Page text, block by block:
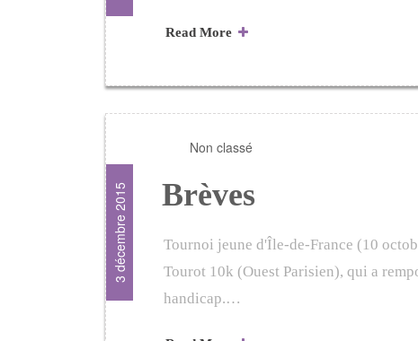
Read More
3 décembre 2015
Non classé
Brèves
Tournoi jeune d'Île-de-France (10
Tourot 10k (Ouest Parisien), qui a
handicap.…